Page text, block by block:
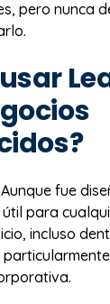
pero nunca
fue
para
incluso